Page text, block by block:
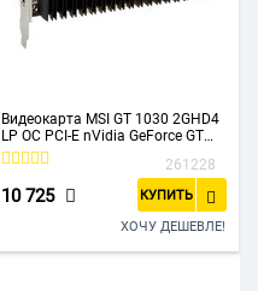
Видеокарта MSI GT 1030 2GHD4
LP OC PCI-E nVidia GeForce GT
1030 2048Mb 64bit DDR4
1189/2100/HDMIx1/DPx1/HDCP
Ret low profile
261228
10 725 КУПИТЬ
ХОЧУ ДЕШЕВЛЕ!